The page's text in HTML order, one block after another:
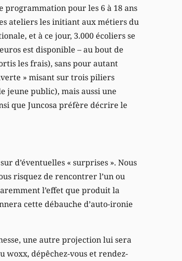
programmation pour les 6 à 18 ans
ateliers les initiant aux métiers du
et à ce jour, 3.000 écoliers se
est disponible – au bout de
les frais), sans pour autant
» misant sur trois piliers
jeune public), mais aussi une
que Juncosa préfère décrire le
d’éventuelles « surprises ». Nous
risquez de rencontrer l’un ou
l’effet que produit la
cette débauche d’auto-ironie
une autre projection lui sera
dépêchez-vous et rendez-